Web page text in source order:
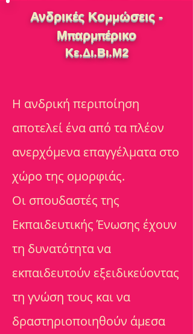
Ανδρικές Κομμώσεις -
Μπαρμπέρικο
Κε.Δι.Βι.Μ2
Η ανδρική περιποίηση
αποτελεί ένα από τα πλέον
ανερχόμενα επαγγέλματα στο
χώρο της ομορφιάς.
Οι σπουδαστές της
Εκπαιδευτικής Ένωσης έχουν
τη δυνατότητα να
εκπαιδευτούν εξειδικεύοντας
τη γνώση τους και να
δραστηριοποιηθούν άμεσα